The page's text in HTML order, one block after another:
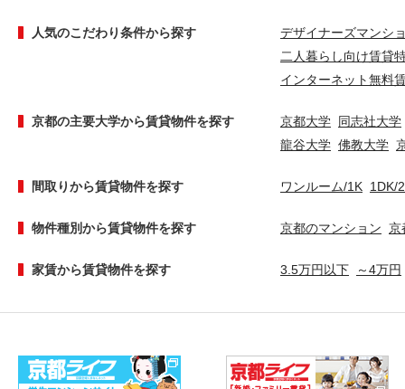
人気のこだわり条件から探す
デザイナーズマンシ
二人暮らし向け賃貸
インターネット無料
京都の主要大学から賃貸物件を探す 京都大学 同志社大学
龍谷大学 佛教大学
間取りから賃貸物件を探す ワンルーム/1K 1DK/
物件種別から賃貸物件を探す 京都のマンション 京
家賃から賃貸物件を探す 3.5万円以下 ～4万円